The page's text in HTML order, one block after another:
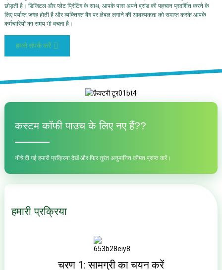
छोड़ती है। डिजिटल और प्लेट प्रिंटिंग के साथ, आपके पास अपने ब्रांड की पहचान प्रदर्शित करने के
लिए पर्याप्त जगह होती है और व्यक्तिगत बैग पर लेबल लगाने की आवश्यकता को समाप्त करके आपके
कर्मचारियों का समय भी बचता है।
हमसे संपर्क करें
कस्टम कॉफी पाउच के लिए नए हैं??
नीचे दी गई हमारी प्रक्रिया देखें और फिर तुरंत अनुमानित कीमत प्राप्त करें।
हमारी प्रक्रिया
चरण 1: सामग्री का चयन करें